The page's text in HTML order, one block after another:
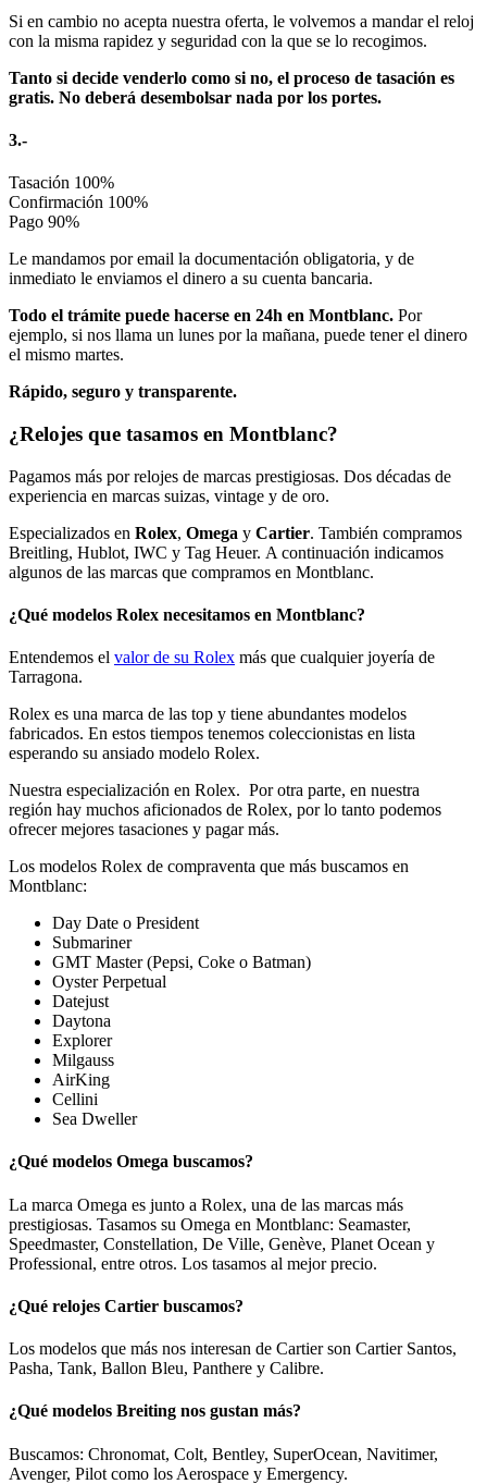
Si en cambio no acepta nuestra oferta, le volvemos a mandar el reloj
con la misma rapidez y seguridad con la que se lo recogimos.
Tanto si decide venderlo como si no, el proceso de tasación es
gratis. No deberá desembolsar nada por los portes.
3.-
Tasación 100%
Confirmación 100%
Pago 90%
Le mandamos por email la documentación obligatoria, y de
inmediato le enviamos el dinero a su cuenta bancaria.
Todo el trámite puede hacerse en 24h en Montblanc. Por
ejemplo, si nos llama un lunes por la mañana, puede tener el dinero
el mismo martes.
Rápido, seguro y transparente.
¿Relojes que tasamos en Montblanc?
Pagamos más por relojes de marcas prestigiosas. Dos décadas de
experiencia en marcas suizas, vintage y de oro.
Especializados en Rolex, Omega y Cartier. También compramos
Breitling, Hublot, IWC y Tag Heuer. A continuación indicamos
algunos de las marcas que compramos en Montblanc.
¿Qué modelos Rolex necesitamos en Montblanc?
Entendemos el valor de su Rolex más que cualquier joyería de
Tarragona.
Rolex es una marca de las top y tiene abundantes modelos
fabricados. En estos tiempos tenemos coleccionistas en lista
esperando su ansiado modelo Rolex.
Nuestra especialización en Rolex. Por otra parte, en nuestra
región hay muchos aficionados de Rolex, por lo tanto podemos
ofrecer mejores tasaciones y pagar más.
Los modelos Rolex de compraventa que más buscamos en
Montblanc:
Day Date o President
Submariner
GMT Master (Pepsi, Coke o Batman)
Oyster Perpetual
Datejust
Daytona
Explorer
Milgauss
AirKing
Cellini
Sea Dweller
¿Qué modelos Omega buscamos?
La marca Omega es junto a Rolex, una de las marcas más
prestigiosas. Tasamos su Omega en Montblanc: Seamaster,
Speedmaster, Constellation, De Ville, Genève, Planet Ocean y
Professional, entre otros. Los tasamos al mejor precio.
¿Qué relojes Cartier buscamos?
Los modelos que más nos interesan de Cartier son Cartier Santos,
Pasha, Tank, Ballon Bleu, Panthere y Calibre.
¿Qué modelos Breiting nos gustan más?
Buscamos: Chronomat, Colt, Bentley, SuperOcean, Navitimer,
Avenger, Pilot como los Aerospace y Emergency.